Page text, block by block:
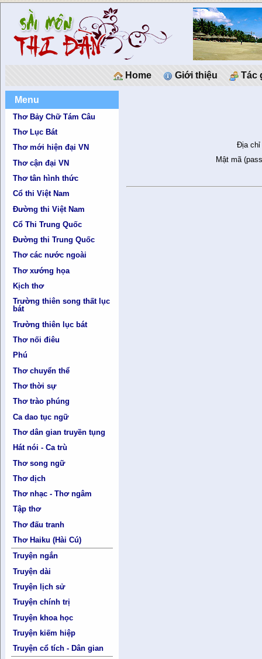
Home Giới thiệu Tác
Menu
Thơ Bảy Chữ Tám Câu
Thơ Lục Bát
Thơ mới hiện đại VN
Thơ cận đại VN
Thơ tân hình thức
Cổ thi Việt Nam
Đường thi Việt Nam
Cổ Thi Trung Quốc
Đường thi Trung Quốc
Thơ các nước ngoài
Thơ xướng họa
Kịch thơ
Trường thiên song thất lục
bát
Trường thiên lục bát
Thơ nối điêu
Phú
Thơ chuyển thể
Thơ thời sự
Thơ trào phúng
Ca dao tục ngữ
Thơ dân gian truyền tụng
Hát nói - Ca trù
Thơ song ngữ
Thơ dịch
Thơ nhạc - Thơ ngâm
Tập thơ
Thơ đấu tranh
Thơ Haiku (Hài Cú)
Truyện ngắn
Truyện dài
Truyện lịch sử
Truyện chính trị
Truyện khoa học
Truyện kiếm hiệp
Truyện cổ tích - Dân gian
Địa chỉ
Mật mã